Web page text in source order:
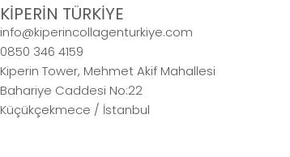
KİPERİN TÜRKİYE
info@kiperincollagenturkiye.com
0850 346 4159
Kiperin Tower, Mehmet Akif Mahallesi
Bahariye Caddesi No:22
Küçükçekmece / İstanbul